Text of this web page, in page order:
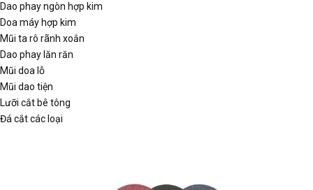
Dao phay ngòn hợp kim
Doa máy hợp kim
Mũi ta rô rãnh xoắn
Dao phay lăn răn
Mũi doa lỗ
Mũi dao tiện
Lưỡi cắt bê tông
Đá cắt các loại